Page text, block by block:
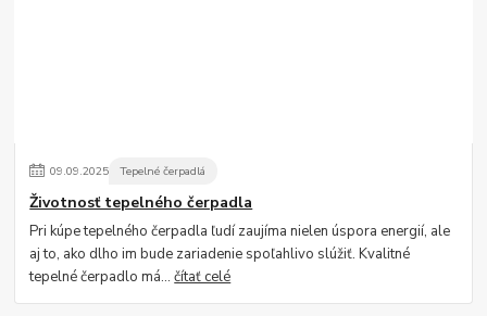
09.09.2025 Tepelné čerpadlá
Životnosť tepelného čerpadla
Pri kúpe tepelného čerpadla ľudí zaujíma nielen úspora energií, ale
aj to, ako dlho im bude zariadenie spoľahlivo slúžiť. Kvalitné
tepelné čerpadlo má...čítať celé